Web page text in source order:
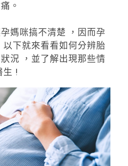
。
媽咪搞不清楚 ，因而孕
下就來看看如何分辨胎
況 ，並了解出現那些情
生 !